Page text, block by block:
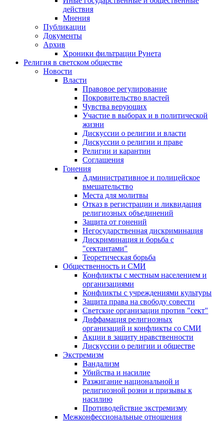
действия
Мнения
Публикации
Документы
Архив
Хроники фильтрации Рунета
Религия в светском обществе
Новости
Власти
Правовое регулирование
Покровительство властей
Чувства верующих
Участие в выборах и в политической
жизни
Дискуссии о религии и власти
Дискуссии о религии и праве
Религии и карантин
Соглашения
Гонения
Административное и полицейское
вмешательство
Места для молитвы
Отказ в регистрации и ликвидация
религиозных объединений
Защита от гонений
Негосударственная дискриминация
Дискриминация и борьба с
"сектантами"
Теоретическая борьба
Общественность и СМИ
Конфликты с местным населением и
организациями
Конфликты с учреждениями культуры
Защита права на свободу совести
Светские организации против "сект"
Диффамация религиозных
организаций и конфликты со СМИ
Акции в защиту нравственности
Дискуссии о религии и обществе
Экстремизм
Вандализм
Убийства и насилие
Разжигание национальной и
религиозной розни и призывы к
насилию
Противодействие экстремизму
Межконфессиональные отношения